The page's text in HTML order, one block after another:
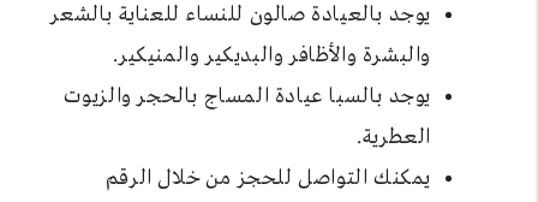
يوجد بالعيادة صالون للنساء للعناية بالشعر
والبشرة والأظافر والبديكير والمنيكير.
يوجد بالسبا عيادة المساج بالحجر والزيوت
العطرية.
يمكنك التواصل للحجز من خلال الرقم